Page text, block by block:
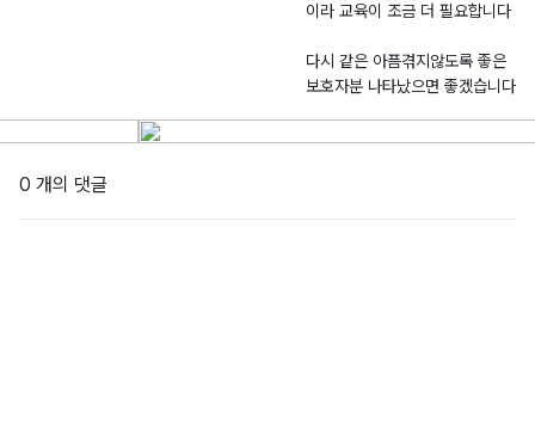
이라 교육이 조금 더 필요합니다
다시 같은 아픔겪지않도록 좋은
보호자분 나타났으면 좋겠습니다
0 개의 댓글